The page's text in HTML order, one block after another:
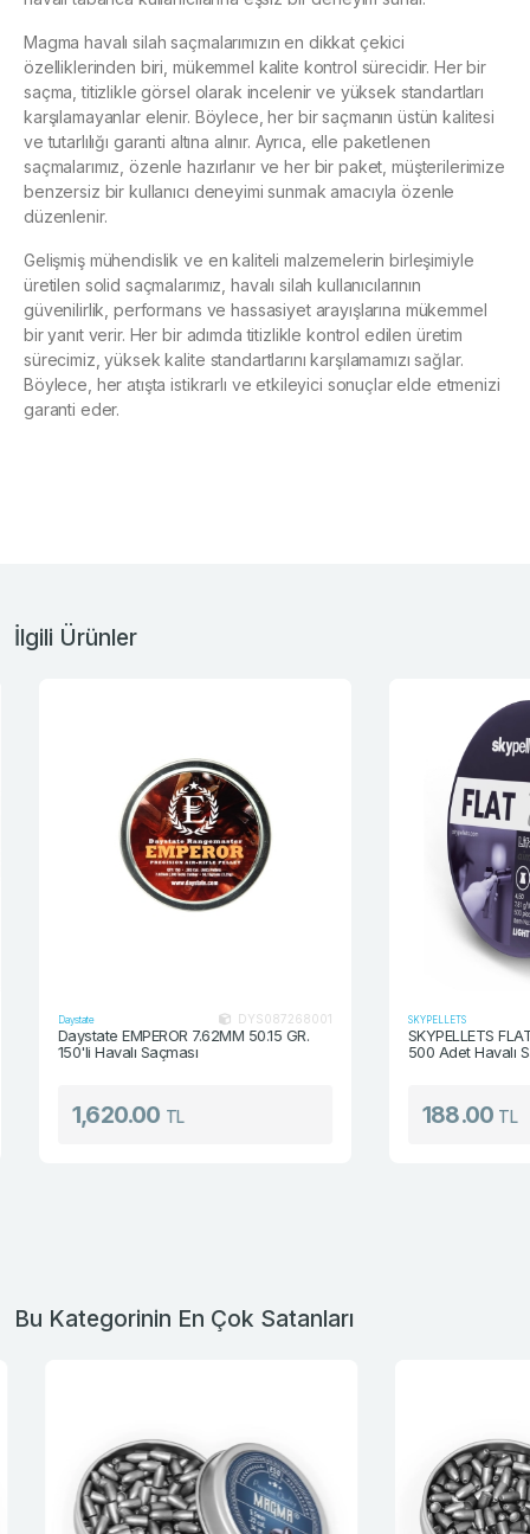
Magma havalı silah saçmalarımızın en dikkat çekici
özelliklerinden biri, mükemmel kalite kontrol sürecidir. Her bir
saçma, titizlikle görsel olarak incelenir ve yüksek standartları
karşılamayanlar elenir. Böylece, her bir saçmanın üstün kalitesi
ve tutarlılığı garanti altına alınır. Ayrıca, elle paketlenen
saçmalarımız, özenle hazırlanır ve her bir paket, müşterilerimize
benzersiz bir kullanıcı deneyimi sunmak amacıyla özenle
düzenlenir.
Gelişmiş mühendislik ve en kaliteli malzemelerin birleşimiyle
üretilen solid saçmalarımız, havalı silah kullanıcılarının
güvenilirlik, performans ve hassasiyet arayışlarına mükemmel
bir yanıt verir. Her bir adımda titizlikle kontrol edilen üretim
sürecimiz, yüksek kalite standartlarını karşılamamızı sağlar.
Böylece, her atışta istikrarlı ve etkileyici sonuçlar elde etmenizi
garanti eder.
İlgili Ürünler
Daystate DYS087268001
Daystate EMPEROR 7.62MM 50.15 GR.
150'li Havalı Saçması
1,620.00TL
SKYPELLETS
SKYPELLETS FLAT
500 Adet Havalı
188.00TL
Bu Kategorinin En Çok Satanları